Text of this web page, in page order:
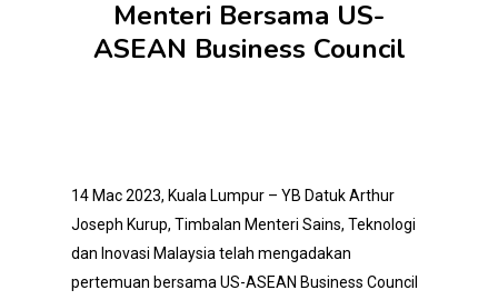
Menteri Bersama US-
ASEAN Business Council
14 Mac 2023, Kuala Lumpur – YB Datuk Arthur
Joseph Kurup, Timbalan Menteri Sains, Teknologi
dan Inovasi Malaysia telah mengadakan
pertemuan bersama US-ASEAN Business Council